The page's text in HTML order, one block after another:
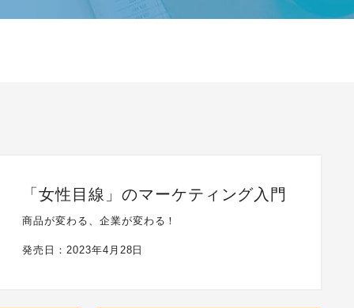
「女性目線」のマーケティング入門
商品が変わる、企業が変わる！
発売日：2023年4月28日